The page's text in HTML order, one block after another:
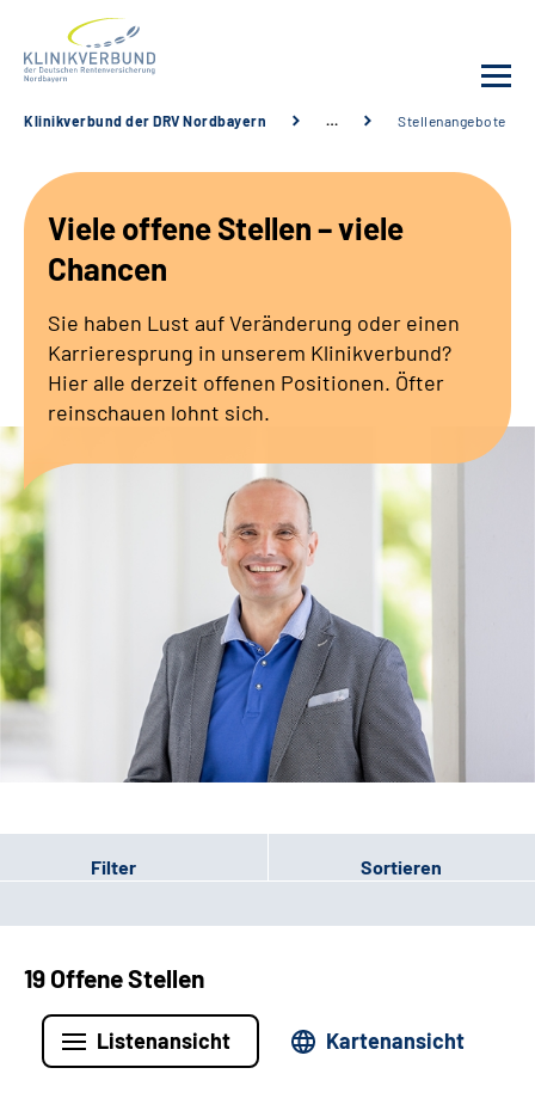
Behandlungsangebot
Karriere
Erweiterte Suche
Klinikverbund der DRV Nordbayern … Stellenangebote
Viele offene Stellen – viele
Chancen
Sie haben Lust auf Veränderung oder einen
Karrieresprung in unserem Klinikverbund?
Hier alle derzeit offenen Positionen. Öfter
reinschauen lohnt sich.
Filter Sortieren
19 Offene Stellen
Listenansicht Kartenansicht